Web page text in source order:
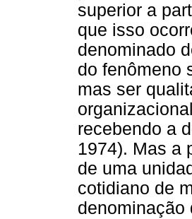
superior a
que isso
denominado
do fenômeno
mas ser
recebendo a
1974). Mas a
de uma
cotidiano de
denominação